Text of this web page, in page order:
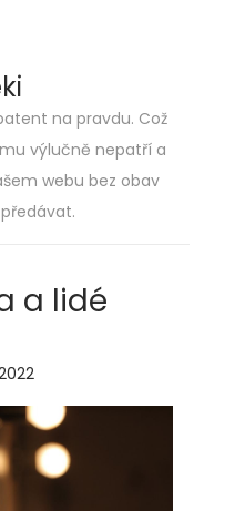
navigation
content
na pravdu. Což
výlučně nepatří a
webu bez obav
a lidé